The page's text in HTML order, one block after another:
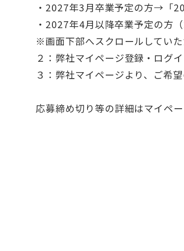
・2027年3月卒業予定の方→「
・2027年4月以降卒業予定の方
※画面下部へスクロールしてい
２：弊社マイページ登録・ログ
３：弊社マイページより、ご希
応募締め切り等の詳細はマイペ